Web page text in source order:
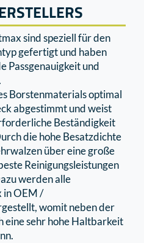
sind speziell für den
gefertigt und haben
Passgenauigkeit und
Borstenmaterials optimal
abgestimmt und weist
Beständigkeit
die hohe Besatzdichte
über eine große
Reinigungsleistungen
werden alle
in OEM /
womit neben der
eine sehr hohe Haltbarkeit